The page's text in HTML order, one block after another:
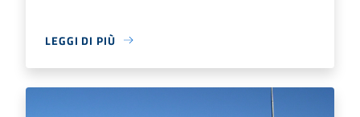
LEGGI DI PIÙ